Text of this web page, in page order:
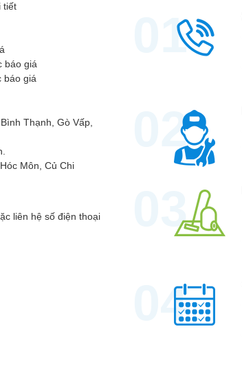
tiết
báo giá
báo giá
Thạnh, Gò Vấp,
Môn, Củ Chi
liên hệ số điện thoại
01
02
03
04